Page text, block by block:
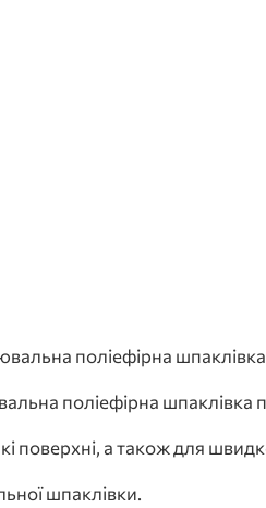
поліефірна
поліефірна шпаклівка
поверхні, а також для
шпаклівки.